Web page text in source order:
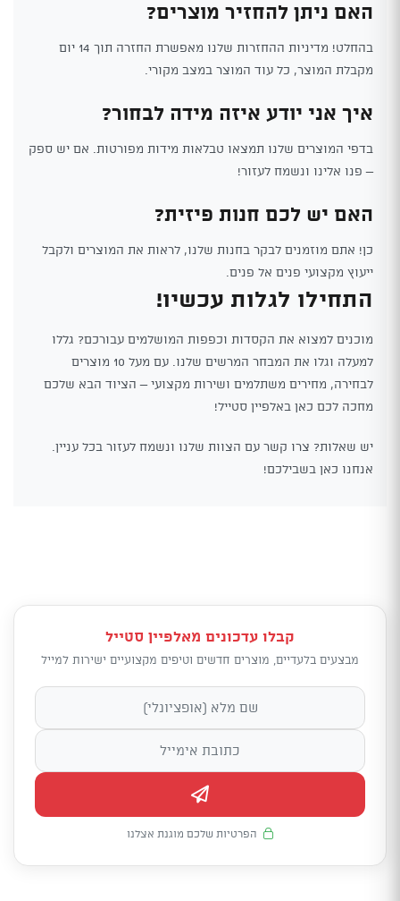
האם ניתן להחזיר מוצרים?
בהחלט! מדיניות ההחזרות שלנו מאפשרת החזרה תוך 14 יום
מקבלת המוצר, כל עוד המוצר במצב מקורי.
איך אני יודע איזה מידה לבחור?
בדפי המוצרים שלנו תמצאו טבלאות מידות מפורטות. אם יש ספק
– פנו אלינו ונשמח לעזור!
האם יש לכם חנות פיזית?
כן! אתם מוזמנים לבקר בחנות שלנו, לראות את המוצרים ולקבל
ייעוץ מקצועי פנים אל פנים.
התחילו לגלות עכשיו!
מוכנים למצוא את הקסדות וכפפות המושלמים עבורכם? גללו
למעלה וגלו את המבחר המרשים שלנו. עם מעל 10 מוצרים
לבחירה, מחירים משתלמים ושירות מקצועי – הציוד הבא שלכם
מחכה לכם כאן באלפיין סטייל!
יש שאלות? צרו קשר עם הצוות שלנו ונשמח לעזור בכל עניין.
אנחנו כאן בשבילכם!
קבלו עדכונים מאלפיין סטייל
מבצעים בלעדיים, מוצרים חדשים וטיפים מקצועיים ישירות למייל
הפרטיות שלכם מוגנת אצלנו